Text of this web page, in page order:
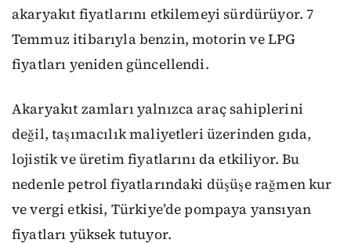
akaryakıt fiyatlarını etkilemeyi sürdürüyor. 7
Temmuz itibarıyla benzin, motorin ve LPG
fiyatları yeniden güncellendi.
Akaryakıt zamları yalnızca araç sahiplerini
değil, taşımacılık maliyetleri üzerinden gıda,
lojistik ve üretim fiyatlarını da etkiliyor. Bu
nedenle petrol fiyatlarındaki düşüşe rağmen kur
ve vergi etkisi, Türkiye’de pompaya yansıyan
fiyatları yüksek tutuyor.